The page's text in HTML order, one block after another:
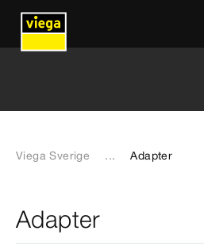
Viega Sverige ... Adapter
Adapter